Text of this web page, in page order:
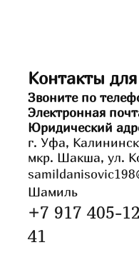
Контакты
Звоните по
Электронная
Юридический
г. Уфа,
мкр. Шакша, ул.
Шамиль
+7 917 405-
41